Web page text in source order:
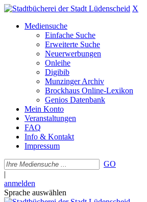
X
Mediensuche
Einfache Suche
Erweiterte Suche
Neuerwerbungen
Onleihe
Digibib
Munzinger Archiv
Brockhaus Online-Lexikon
Genios Datenbank
Mein Konto
Veranstaltungen
FAQ
Info & Kontakt
Impressum
GO
|
anmelden
Sprache auswählen